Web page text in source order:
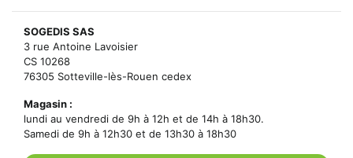
SOGEDIS SAS
3 rue Antoine Lavoisier
CS 10268
76305 Sotteville-lès-Rouen cedex
Magasin :
lundi au vendredi de 9h à 12h et de 14h à 18h30.
Samedi de 9h à 12h30 et de 13h30 à 18h30